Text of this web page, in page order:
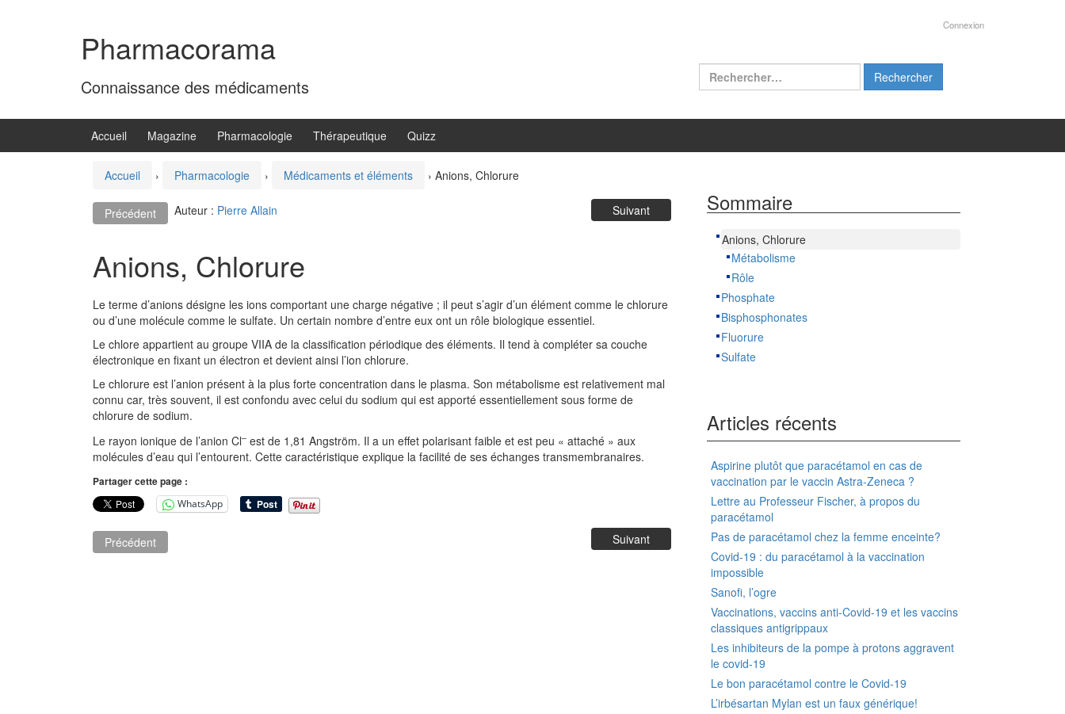
Pharmacorama
Connaissance des médicaments
Connexion
Rechercher :
Accueil Magazine Pharmacologie Thérapeutique Quizz
Accueil › Pharmacologie › Médicaments et éléments › Anions, Chlorure
Précédent Suivant
Auteur : Pierre Allain
Anions, Chlorure
Le terme d’anions désigne les ions comportant une charge négative ; il peut s’agir d’un élément comme le chlorure
ou d’une molécule comme le sulfate. Un certain nombre d’entre eux ont un rôle biologique essentiel.
Le chlore appartient au groupe VIIA de la classification périodique des éléments. Il tend à compléter sa couche
électronique en fixant un électron et devient ainsi l’ion chlorure.
Le chlorure est l’anion présent à la plus forte concentration dans le plasma. Son métabolisme est relativement mal
connu car, très souvent, il est confondu avec celui du sodium qui est apporté essentiellement sous forme de
chlorure de sodium.
Le rayon ionique de l’anion Cl– est de 1,81 Angström. Il a un effet polarisant faible et est peu « attaché » aux
molécules d’eau qui l’entourent. Cette caractéristique explique la facilité de ses échanges transmembranaires.
Partager cette page :
WhatsApp
Précédent Suivant
Sommaire
Anions, Chlorure
Métabolisme
Rôle
Phosphate
Bisphosphonates
Fluorure
Sulfate
Articles récents
Aspirine plutôt que paracétamol en cas de
vaccination par le vaccin Astra-Zeneca ?
Lettre au Professeur Fischer, à propos du
paracétamol
Pas de paracétamol chez la femme enceinte?
Covid-19 : du paracétamol à la vaccination
impossible
Sanofi, l’ogre
Vaccinations, vaccins anti-Covid-19 et les vaccins
classiques antigrippaux
Les inhibiteurs de la pompe à protons aggravent
le covid-19
Le bon paracétamol contre le Covid-19
L’irbésartan Mylan est un faux générique!